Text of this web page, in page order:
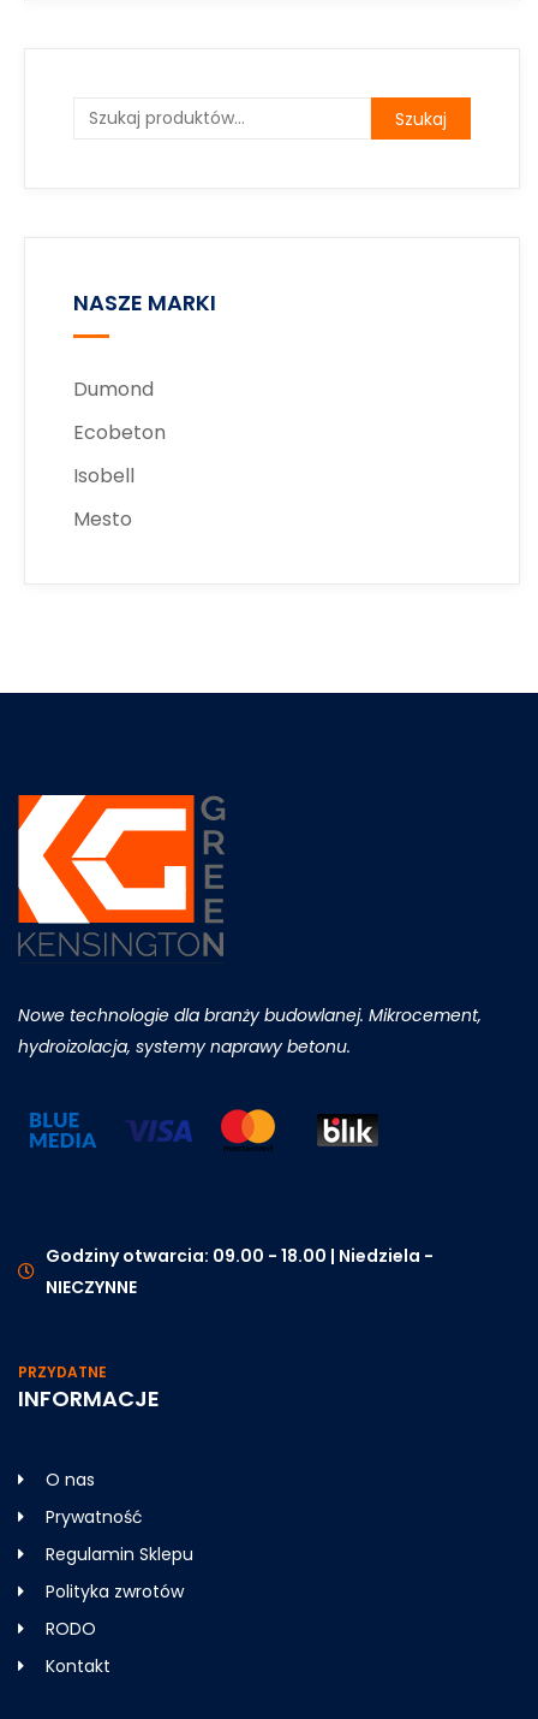
Szukaj
NASZE MARKI
Dumond
Ecobeton
Isobell
Mesto
Nowe technologie dla branży budowlanej. Mikrocement,
hydroizolacja, systemy naprawy betonu.
Godziny otwarcia: 09.00 - 18.00 | Niedziela -
NIECZYNNE
PRZYDATNE
INFORMACJE
O nas
Prywatność
Regulamin Sklepu
Polityka zwrotów
RODO
Kontakt